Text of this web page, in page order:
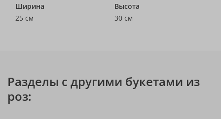
Ширина
25 см
Высота
30 см
Разделы с другими букетами из
роз: